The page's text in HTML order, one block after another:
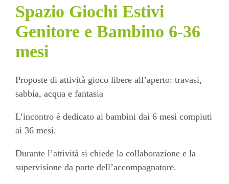
Spazio Giochi Estivi
Genitore e Bambino 6-36
mesi
Proposte di attività gioco libere all’aperto: travasi,
sabbia, acqua e fantasia
L’incontro è dedicato ai bambini dai 6 mesi compiuti
ai 36 mesi.
Durante l’attività si chiede la collaborazione e la
supervisione da parte dell’accompagnatore.